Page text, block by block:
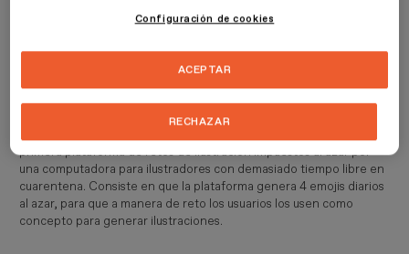
¿Cuál es ese proyecto que para ti es más especial? ¿Por qué?
Hay un proyecto que me gustó mucho hacer, es un proyecto
académico realizado para el módulo de Diseño de interfaces del
primera plataforma de retos de ilustración impuestos al azar por
una computadora para ilustradores con demasiado tiempo libre en
cuarentena. Consiste en que la plataforma genera 4 emojis diarios
al azar, para que a manera de reto los usuarios los usen como
concepto para generar ilustraciones.
Configuración de cookies
RECHAZAR
ACEPTAR